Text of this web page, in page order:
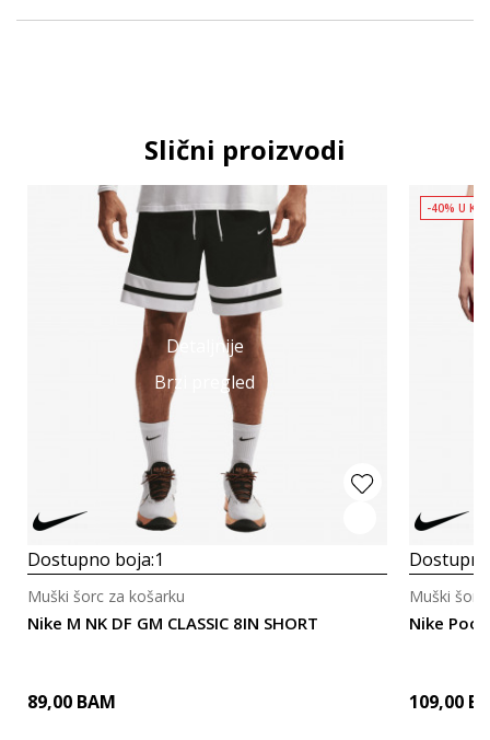
Slični proizvodi
Detaljnije
Brzi pregled
Dostupno boja:1
Nike M NK DF GM CLASSIC 8IN SHORT
Muški šorc za košarku
89,00 BAM
-40% U
Nike
Muški
109,00